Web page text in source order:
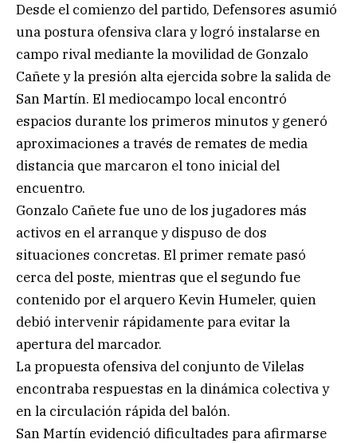
Desde el comienzo del partido, Defensores asumió
una postura ofensiva clara y logró instalarse en
campo rival mediante la movilidad de Gonzalo
Cañete y la presión alta ejercida sobre la salida de
San Martín. El mediocampo local encontró
espacios durante los primeros minutos y generó
aproximaciones a través de remates de media
distancia que marcaron el tono inicial del
encuentro.
Gonzalo Cañete fue uno de los jugadores más
activos en el arranque y dispuso de dos
situaciones concretas. El primer remate pasó
cerca del poste, mientras que el segundo fue
contenido por el arquero Kevin Humeler, quien
debió intervenir rápidamente para evitar la
apertura del marcador.
La propuesta ofensiva del conjunto de Vilelas
encontraba respuestas en la dinámica colectiva y
en la circulación rápida del balón.
San Martín evidenció dificultades para afirmarse